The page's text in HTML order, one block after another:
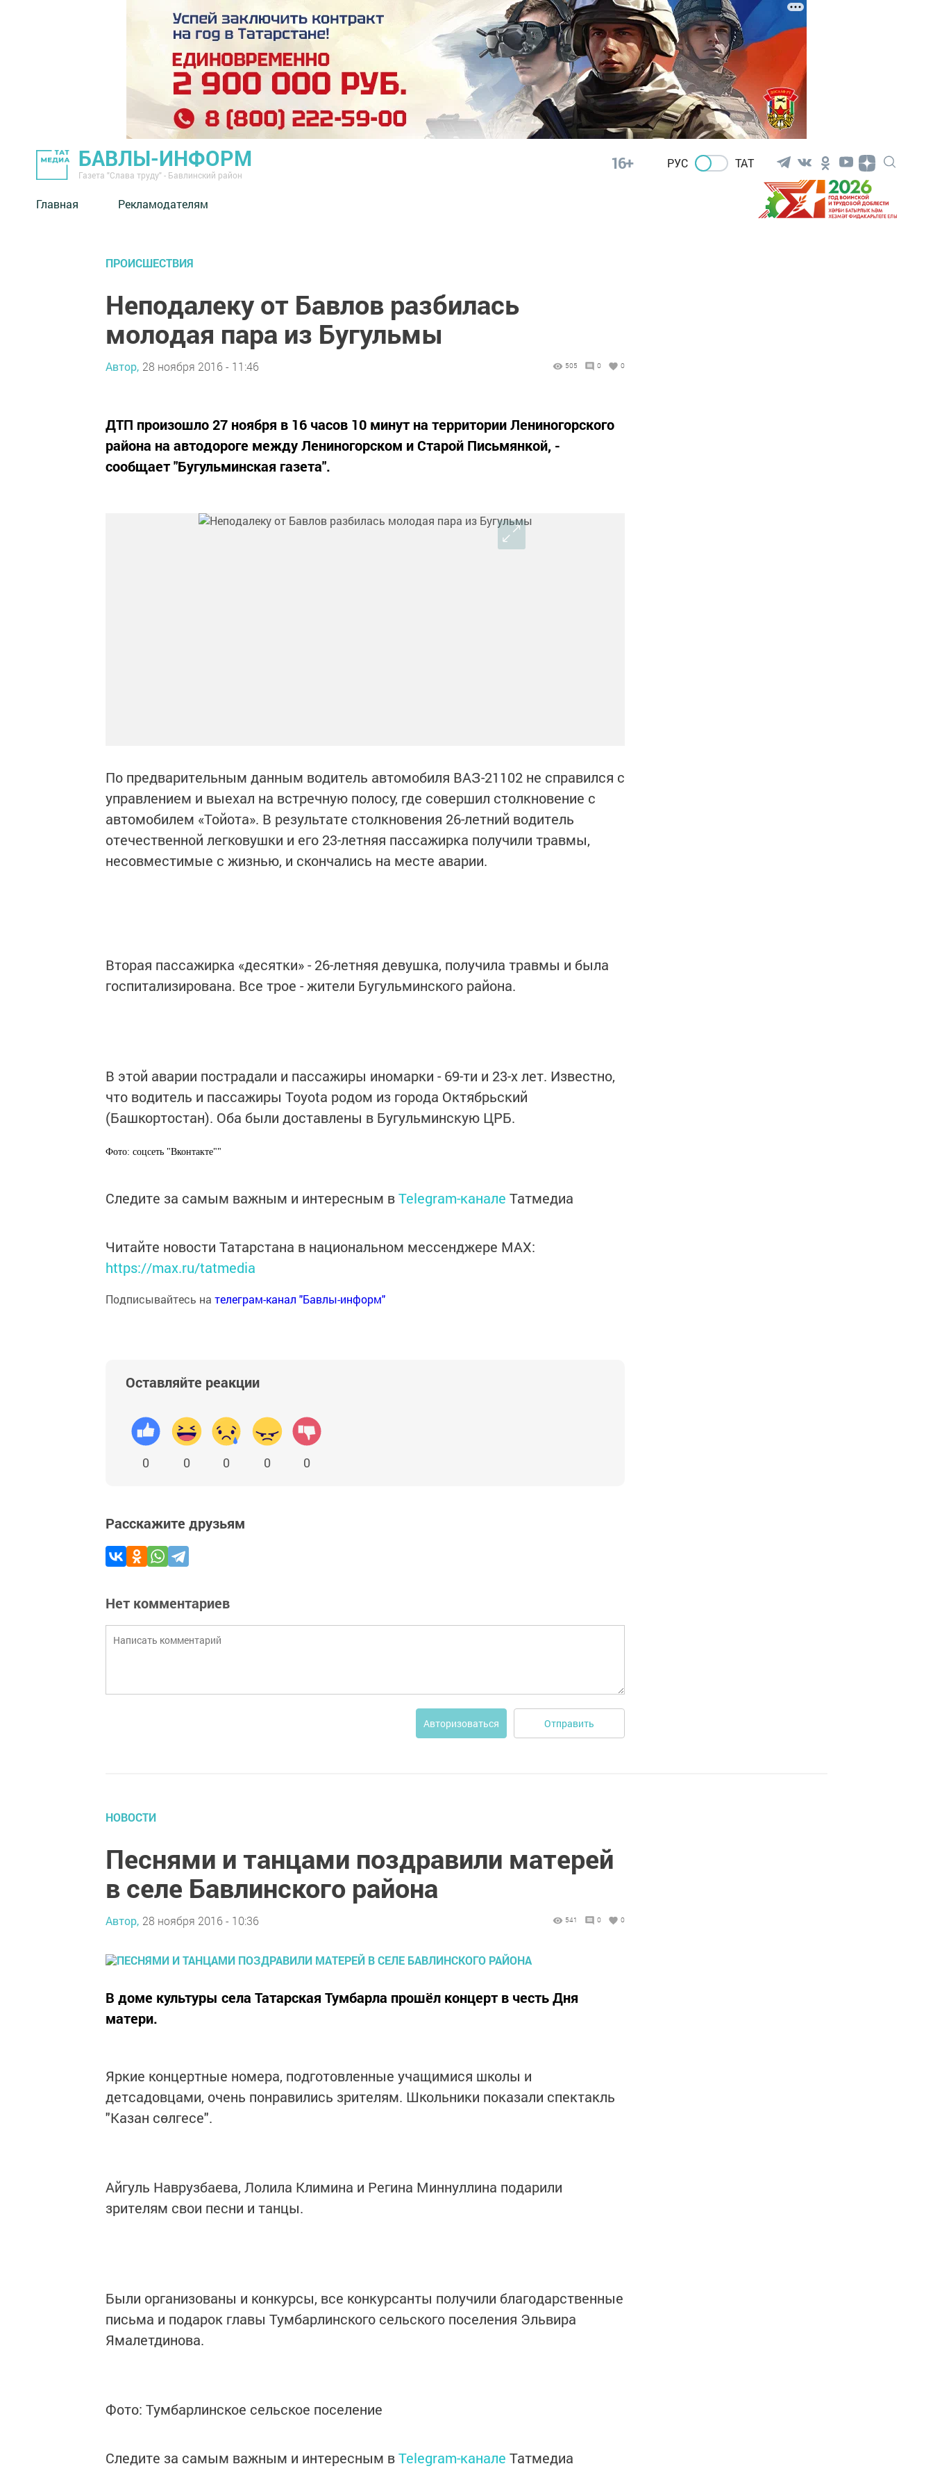
БАВЛЫ-ИНФОРМ
Газета "Слава труду" - Бавлинский район
16+ РУС ТАТ
Главная Рекламодателям
ПРОИСШЕСТВИЯ
Неподалеку от Бавлов разбилась
молодая пара из Бугульмы
Автор, 28 ноября 2016 - 11:46 505 0 0
ДТП произошло 27 ноября в 16 часов 10 минут на территории Лениногорского
района на автодороге между Лениногорском и Старой Письмянкой, -
сообщает "Бугульминская газета".
По предварительным данным водитель автомобиля ВАЗ-21102 не справился с
управлением и выехал на встречную полосу, где совершил столкновение с
автомобилем «Тойота». В результате столкновения 26-летний водитель
отечественной легковушки и его 23-летняя пассажирка получили травмы,
несовместимые с жизнью, и скончались на месте аварии.
Вторая пассажирка «десятки» - 26-летняя девушка, получила травмы и была
госпитализирована. Все трое - жители Бугульминского района.
В этой аварии пострадали и пассажиры иномарки - 69-ти и 23-х лет. Известно,
что водитель и пассажиры Toyota родом из города Октябрьский
(Башкортостан). Оба были доставлены в Бугульминскую ЦРБ.
Фото: соцсеть "Вконтакте""
Следите за самым важным и интересным вTelegram-канале Татмедиа
Читайте новости Татарстана в национальном мессенджере MАХ:
https://max.ru/tatmedia
Подписывайтесь на телеграм-канал "Бавлы-информ"
Оставляйте реакции
0 0 0 0 0
Расскажите друзьям
Нет комментариев
Авторизоваться Отправить
НОВОСТИ
Песнями и танцами поздравили матерей
в селе Бавлинского района
Автор, 28 ноября 2016 - 10:36 541 0 0
В доме культуры села Татарская Тумбарла прошёл концерт в честь Дня
матери.
Яркие концертные номера, подготовленные учащимися школы и
детсадовцами, очень понравились зрителям. Школьники показали спектакль
"Казан сөлгесе".
Айгуль Наврузбаева, Лолила Климина и Регина Миннуллина подарили
зрителям свои песни и танцы.
Были организованы и конкурсы, все конкурсанты получили благодарственные
письма и подарок главы Тумбарлинского сельского поселения Эльвира
Ямалетдинова.
Фото: Тумбарлинское сельское поселение
Следите за самым важным и интересным вTelegram-канале Татмедиа